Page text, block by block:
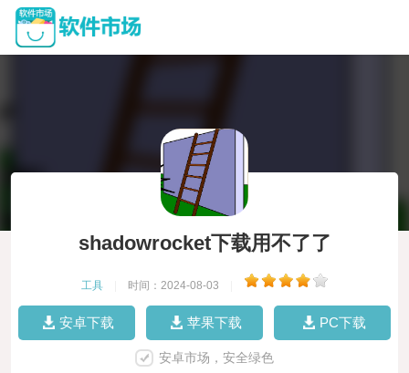
shadowrocket下载用不了了
工具 时间：2024-08-03
安卓下载 苹果下载 PC下载
安卓市场，安全绿色